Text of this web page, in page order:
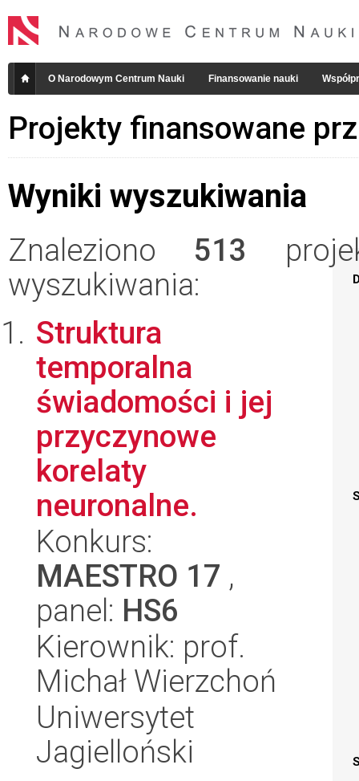
O Narodowym Centrum Nauki Finansowanie nauki
Projekty finansowane
Wyniki wyszukiwania
Znaleziono 513
wyszukiwania:
Struktura
temporalna
świadomości i jej
przyczynowe
korelaty
neuronalne.
Konkurs:
MAESTRO 17 ,
panel: HS6
Kierownik: prof.
Michał Wierzchoń
Uniwersytet
Jagielloński